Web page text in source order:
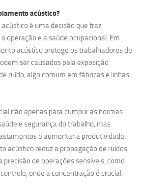
acústico?
é uma decisão que traz
operação e a saúde ocupacional. Em
acústico protege os trabalhadores de
ser causados pela exposição
ruído, algo comum em fábricas e linhas
não apenas para cumprir as normas
e segurança do trabalho, mas
e aumentar a produtividade.
acústico reduz a propagação de ruídos
de operações sensíveis, como
onde a concentração é crucial.